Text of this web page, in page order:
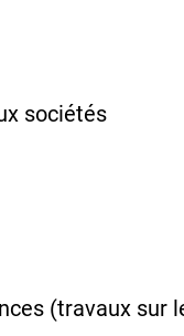
sociétés
(travaux sur